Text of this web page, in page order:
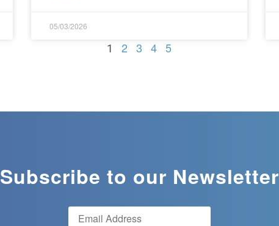
05/03/2026
1 2 3 4 5
Subscribe to our Newsletter